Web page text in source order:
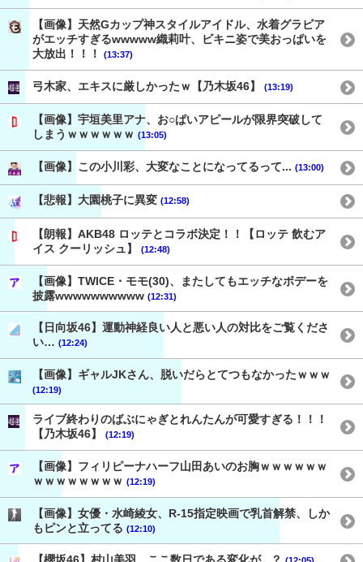
【画像】天然Gカップ神スタイルアイドル、水着グラビア
がエッチすぎるwwwww織莉叶、ビキニ姿で美おっぱいを
大放出！！！
(13:37)
弓木家、エキスに厳しかったｗ【乃木坂46】 (13:19)
【画像】宇垣美里アナ、お○ぱいアピールが限界突破して
しまうｗｗｗｗｗｗ (13:05)
【画像】この小川彩、大変なことになってるって... (13:00)
【悲報】大園桃子に異変 (12:58)
【朗報】AKB48 ロッテとコラボ決定！！【ロッテ 飲むア
イス クーリッシュ】
(12:48)
【画像】TWICE・モモ(30)、またしてもエッチなボデーを
披露wwwwwwwwww (12:31)
【日向坂46】運動神経良い人と悪い人の対比をご覧くださ
い… (12:24)
【画像】ギャルJKさん、脱いだらとてつもなかったｗｗｗ
(12:19)
ライブ終わりのばぶにゃぎとれんたんが可愛すぎる！！！
【乃木坂46】
(12:19)
【画像】フィリピーナハーフ山田あいのお胸ｗｗｗｗｗｗ
ｗｗｗｗｗｗｗｗ (12:19)
【画像】女優・水崎綾女、R-15指定映画で乳首解禁、しか
もピンと立ってる (12:10)